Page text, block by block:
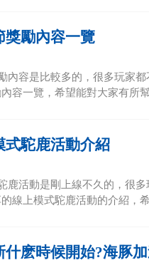
獎勵內容一覽
內容是比較多的，很多玩家
容一覽，希望能對大家有所
式駝鹿活動介紹
鹿活動是剛上線不久的，很
線上模式駝鹿活動的介紹，
什麽時候開始?海豚